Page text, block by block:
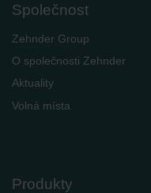
Společnost
Zehnder Group
O společnosti Zehnder
Aktuality
Volná místa
Produkty